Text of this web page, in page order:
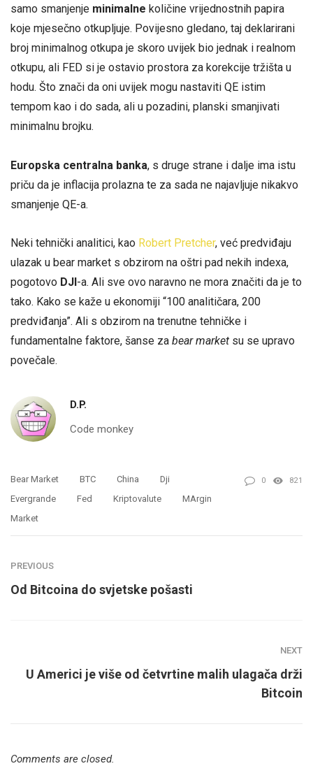
samo smanjenje minimalne količine vrijednostnih papira
koje mjesečno otkupljuje. Povijesno gledano, taj deklarirani
broj minimalnog otkupa je skoro uvijek bio jednak i realnom
otkupu, ali FED si je ostavio prostora za korekcije tržišta u
hodu. Što znači da oni uvijek mogu nastaviti QE istim
tempom kao i do sada, ali u pozadini, planski smanjivati
minimalnu brojku.
Europska centralna banka, s druge strane i dalje ima istu
priču da je inflacija prolazna te za sada ne najavljuje nikakvo
smanjenje QE-a.
Neki tehnički analitici, kao Robert Pretcher, već predviđaju
ulazak u bear market s obzirom na oštri pad nekih indexa,
pogotovo DJI-a. Ali sve ovo naravno ne mora značiti da je to
tako. Kako se kaže u ekonomiji “100 analitičara, 200
predviđanja”. Ali s obzirom na trenutne tehničke i
fundamentalne faktore, šanse za bear market su se upravo
povečale.
D.P.
Code monkey
Bear Market BTC China
Dji
Evergrande
Fed Kriptovalute
MArgin
Market
0 821
PREVIOUS
Od Bitcoina do svjetske pošasti
NEXT
U Americi je više od četvrtine malih ulagača drži
Bitcoin
Comments are closed.